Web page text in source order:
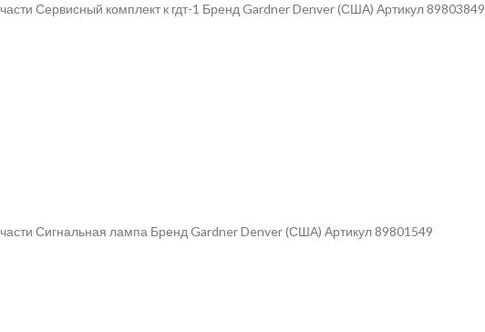
Сервисный комплект к гдт-1 Бренд Gardner Denver (США) Артикул 89803849
Сигнальная лампа Бренд Gardner Denver (США) Артикул 89801549